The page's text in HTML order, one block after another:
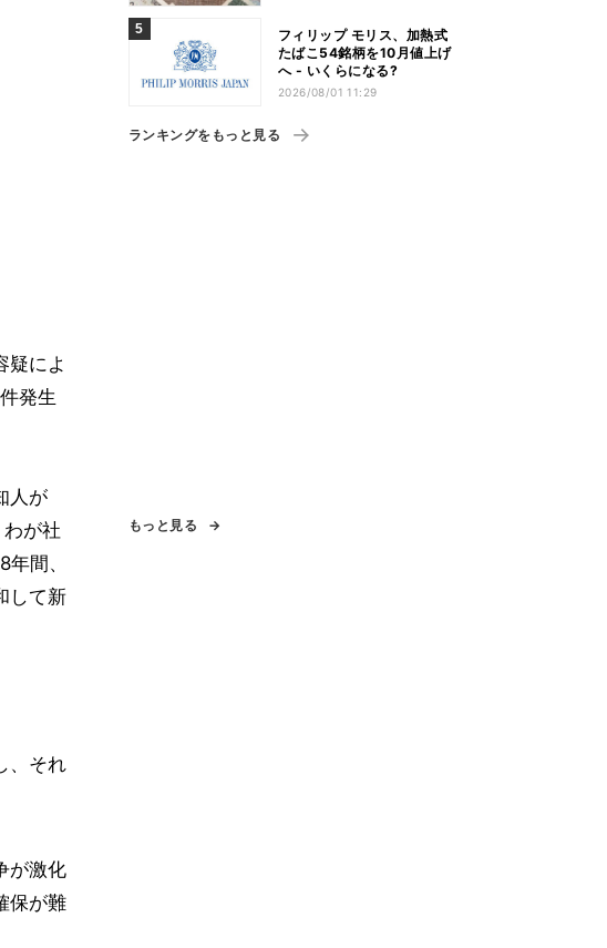
疑によ
発生
人が
が社
間、
して新
、それ
が激化
保が難
フィリップ モリス、加熱式
たばこ54銘柄を10月値上げ
へ - いくらになる?
2026/08/01 11:29
ランキングをもっと見る
もっと見る